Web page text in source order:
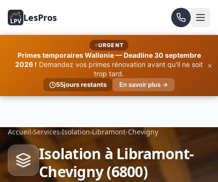
LPV LesPros
URGENT
Primes temporaires Wallonie — Deadline 30 septembre
2026 ! Demandez vos primes rénovation avant qu'il ne soit
trop tard.
55jours restants En savoir plus →
×
Accueil›Services›Isolation›Libramont-Chevigny
Isolation à Libramont-
Chevigny (6800)